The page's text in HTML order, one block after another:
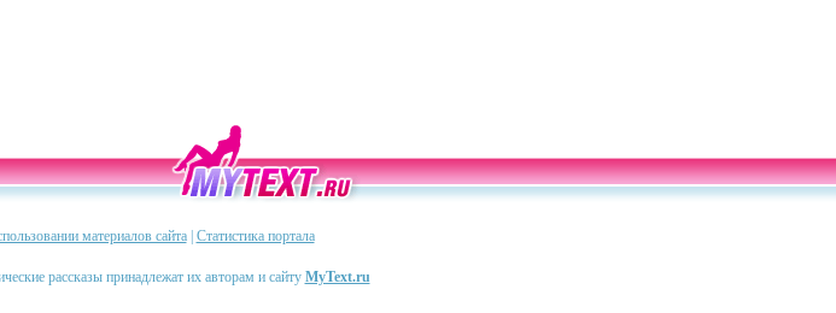
материалов сайта| Статистика портала
рассказы принадлежат их авторам и сайту MyText.ru